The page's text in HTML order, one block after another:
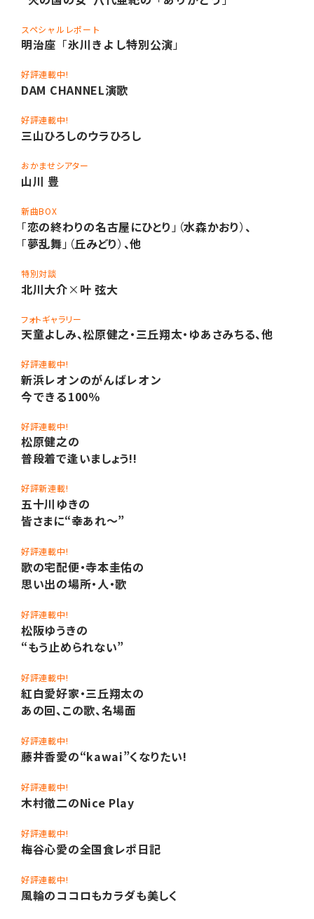
スペシャルレポート
明治座 「氷川きよし特別公演 」
好評連載中!
DAM CHANNEL演歌
好評連載中!
三山ひろしのウラひろし
おかませシアター
山川 豊
新曲BOX
「恋の終わりの名古屋にひとり 」（水森かおり）、
「夢乱舞 」（丘みどり） 、他
特別対談
北川大介× 叶 弦大
フォトギャラリー
天童よしみ、松原健之・三丘翔太・ゆあさみちる、他
好評連載中!
新浜レオンのがんばレオン
今できる100％
好評連載中!
松原健之の
普段着で逢いましょう!!
好評新連載!
五十川ゆきの
皆さまに“幸あれ〜”
好評連載中!
歌の宅配便・寺本圭佑の
思い出の場所・人・歌
好評連載中!
松阪ゆうきの
“もう止められない”
好評連載中!
紅白愛好家・三丘翔太の
あの回、この歌、名場面
好評連載中!
藤井香愛の“kawai”くなりたい!
好評連載中!
木村徹二のNice Play
好評連載中!
梅谷心愛の全国食レポ日記
好評連載中!
風輪のココロもカラダも美しく